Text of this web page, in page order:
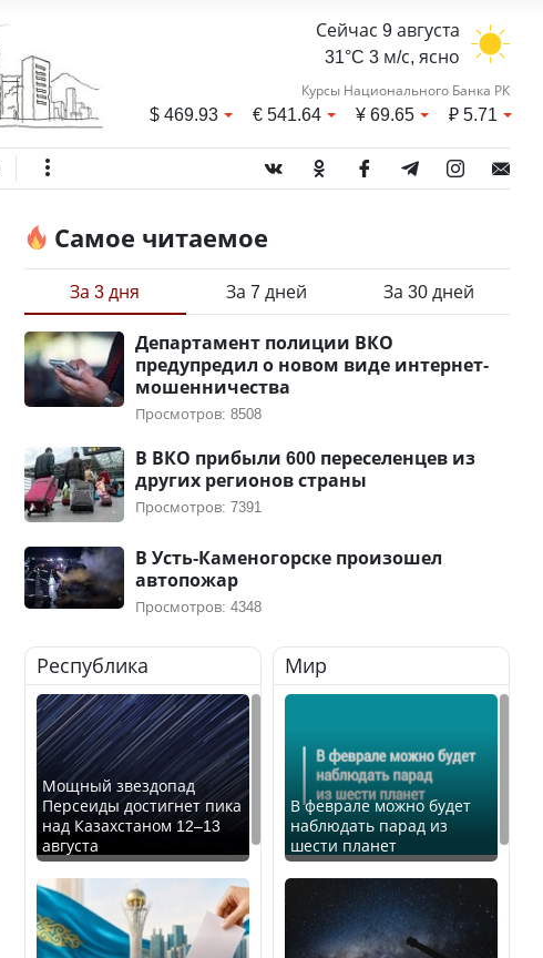
Сейчас 9 августа
31°C 3 м/с, ясно
Курсы Национального Банка РК
$469.93 €541.64 ¥69.65 ₽5.71
Самое читаемое
За 3 дня За 7 дней За 30 дней
Департамент полиции ВКО
предупредил о новом виде интернет-
мошенничества
Просмотров: 8508
В ВКО прибыли 600 переселенцев из
других регионов страны
Просмотров: 7391
В Усть-Каменогорске произошел
автопожар
Просмотров: 4348
Республика
Мощный звездопад
Персеиды достигнет пика
над Казахстаном 12–13
августа
Мир
В феврале можно будет
наблюдать парад из
шести планет